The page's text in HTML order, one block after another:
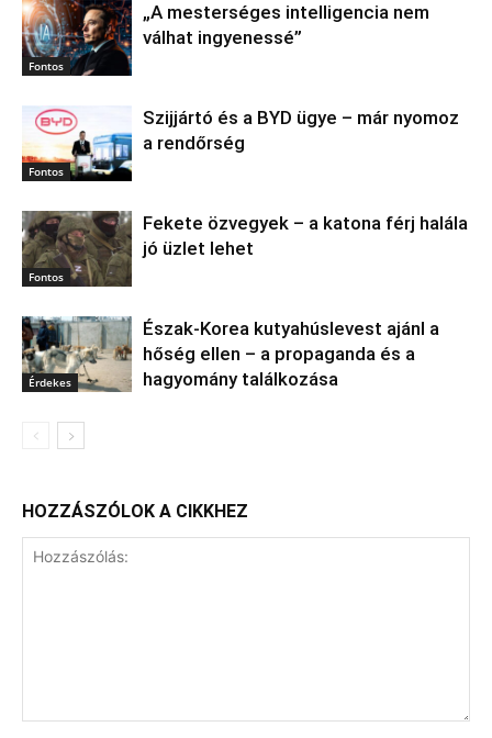
Fontos
„A mesterséges intelligencia nem
válhat ingyenessé”
Fontos
Szijjártó és a BYD ügye – már nyomoz
a rendőrség
Fontos
Fekete özvegyek – a katona férj halála
jó üzlet lehet
Érdekes
Észak‑Korea kutyahúslevest ajánl a
hőség ellen – a propaganda és a
hagyomány találkozása
HOZZÁSZÓLOK A CIKKHEZ